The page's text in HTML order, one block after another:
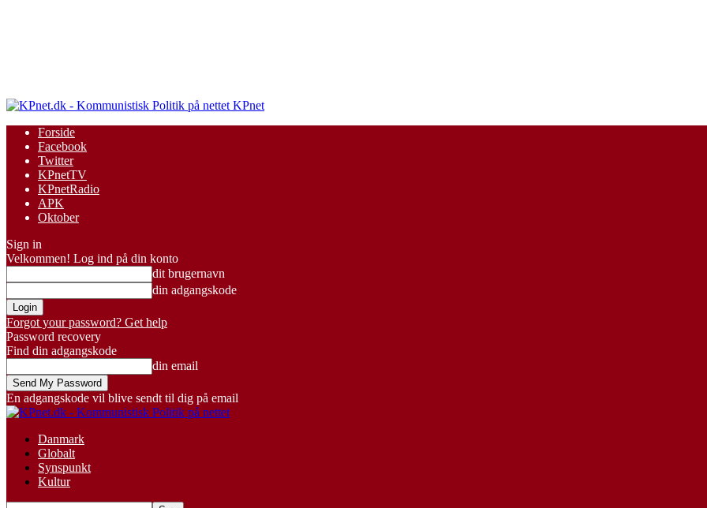
KPnet
Forside
Facebook
Twitter
KPnetTV
KPnetRadio
APK
Oktober
Sign in
Velkommen! Log ind på din konto
dit brugernavn
din adgangskode
Forgot your password? Get help
Password recovery
Find din adgangskode
din email
En adgangskode vil blive sendt til dig på email
Danmark
Globalt
Synspunkt
Kultur